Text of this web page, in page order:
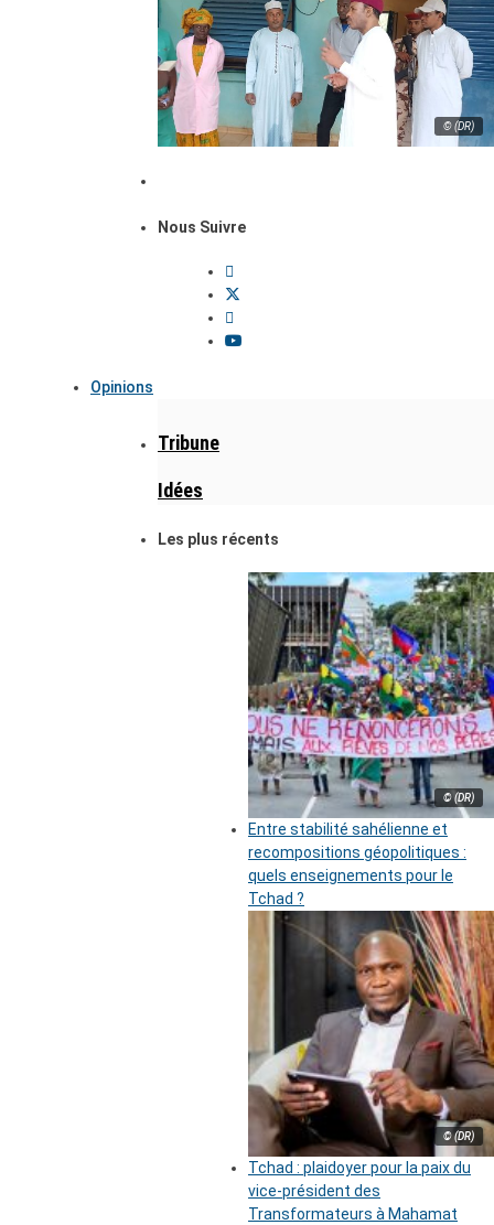
© (DR)
Nous Suivre
Opinions
Tribune
Idées
Les plus récents
© (DR)
Entre stabilité sahélienne et
recompositions géopolitiques :
quels enseignements pour le
Tchad ?
© (DR)
Tchad : plaidoyer pour la paix du
vice-président des
Transformateurs à Mahamat